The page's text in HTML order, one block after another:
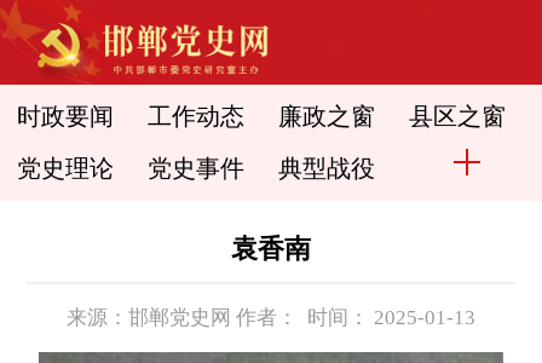
时政要闻 工作动态 廉政之窗 县区之窗
党史理论 党史事件 典型战役
袁香南
来源：邯郸党史网 作者： 时间： 2025-01-13